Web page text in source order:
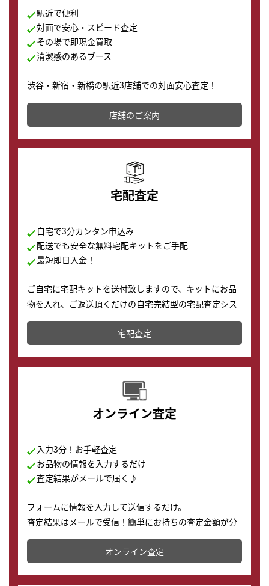
駅近で便利
対面で安心・スピード査定
その場で即現金買取
清潔感のあるブース
渋谷・新宿・新橋の駅近3店舗での対面安心査定！
その場で現金買取致します。渋谷本店では、時計販売の
店舗を併設しており、下取りに出してお得に新しい時計
の購入もできます♪
店舗のご案内
宅配査定
自宅で3分カンタン申込み
配送でも安全な無料宅配キットをご手配
最短即日入金！
ご自宅に宅配キットを送付致しますので、キットにお品
物を入れ、ご返送頂くだけの自宅完結型の宅配査定シス
テムです。
配送でも簡単&安全に査定・買取に出すことが可能で
す。
宅配査定
オンライン査定
入力3分！お手軽査定
お品物の情報を入力するだけ
査定結果がメールで届く♪
フォームに情報を入力して送信するだけ。
査定結果はメールで受信！簡単にお持ちの査定金額が分
かります。
オンライン査定